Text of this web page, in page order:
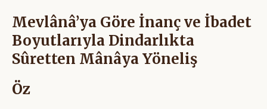
Mevlânâ’ya Göre İnanç ve İbadet
Boyutlarıyla Dindarlıkta
Sûretten Mânâya Yöneliş
Öz